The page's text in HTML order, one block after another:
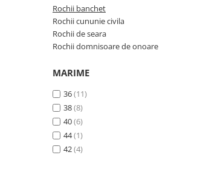
Accesorii par
Rochii banchet
Rochii cununie civila
Rochii de seara
Rochii domnisoare de onoare
MARIME
36(11)
38(8)
40(6)
44(1)
42(4)